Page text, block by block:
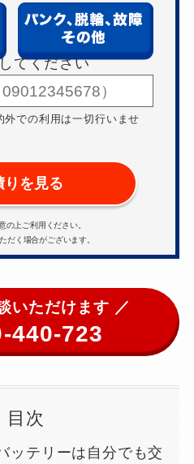
てください
での利用は一切行いませ
りを見る
の上ご利用ください。
だく場合がございます。
いただけます ／
440-723
目次
ッテリーは自分でも交